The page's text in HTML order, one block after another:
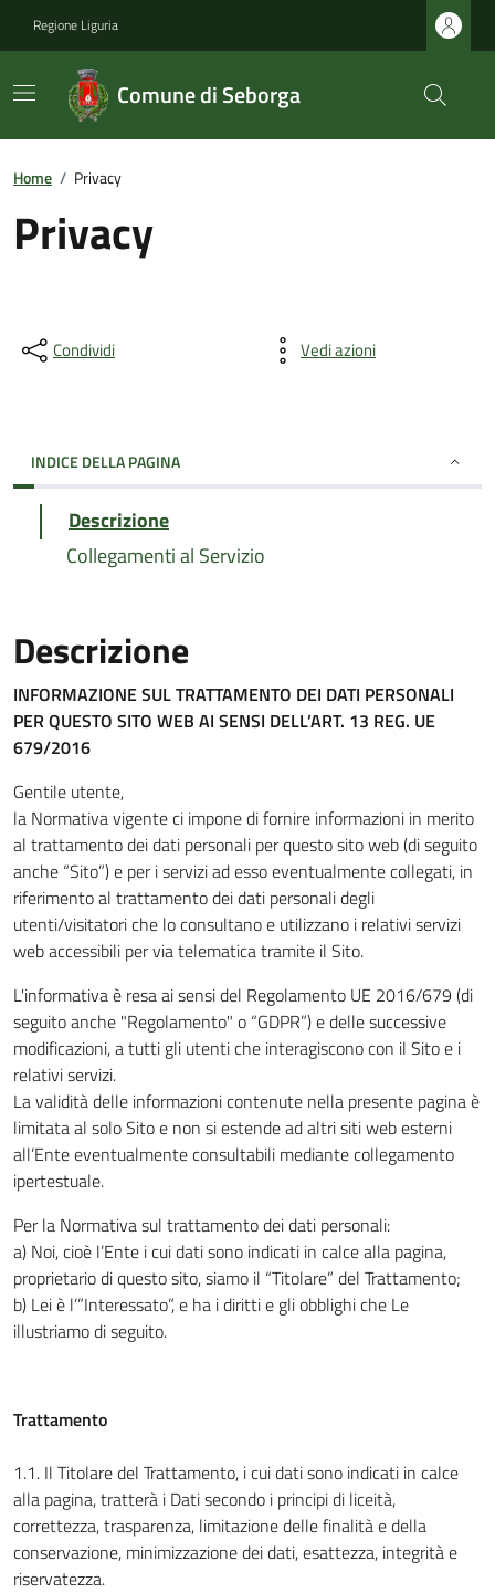
Regione Liguria
Comune di Seborga
Home / Privacy
Privacy
Condividi Vedi azioni
INDICE DELLA PAGINA
Descrizione
Collegamenti al Servizio
Descrizione
INFORMAZIONE SUL TRATTAMENTO DEI DATI PERSONALI
PER QUESTO SITO WEB AI SENSI DELL’ART. 13 REG. UE
679/2016
Gentile utente,
la Normativa vigente ci impone di fornire informazioni in merito
al trattamento dei dati personali per questo sito web (di seguito
anche “Sito”) e per i servizi ad esso eventualmente collegati, in
riferimento al trattamento dei dati personali degli
utenti/visitatori che lo consultano e utilizzano i relativi servizi
web accessibili per via telematica tramite il Sito.
L'informativa è resa ai sensi del Regolamento UE 2016/679 (di
seguito anche "Regolamento" o “GDPR”) e delle successive
modificazioni, a tutti gli utenti che interagiscono con il Sito e i
relativi servizi.
La validità delle informazioni contenute nella presente pagina è
limitata al solo Sito e non si estende ad altri siti web esterni
all’Ente eventualmente consultabili mediante collegamento
ipertestuale.
Per la Normativa sul trattamento dei dati personali:
a) Noi, cioè l’Ente i cui dati sono indicati in calce alla pagina,
proprietario di questo sito, siamo il “Titolare” del Trattamento;
b) Lei è l’”Interessato”, e ha i diritti e gli obblighi che Le
illustriamo di seguito.
Trattamento
1.1. Il Titolare del Trattamento, i cui dati sono indicati in calce
alla pagina, tratterà i Dati secondo i principi di liceità,
correttezza, trasparenza, limitazione delle finalità e della
conservazione, minimizzazione dei dati, esattezza, integrità e
riservatezza.